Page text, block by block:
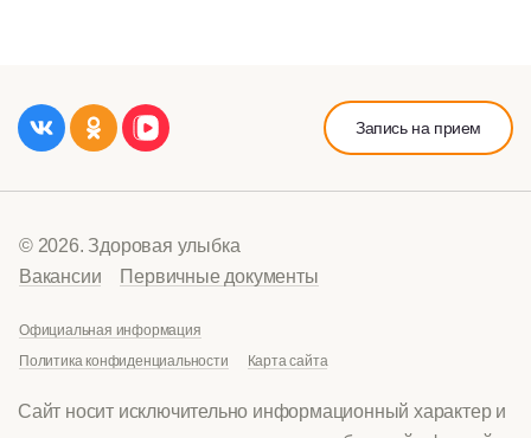
Запись на прием
© 2026. Здоровая улыбка
Вакансии
Первичные документы
Официальная информация
Политика конфиденциальности
Карта сайта
Сайт носит исключительно информационный характер и